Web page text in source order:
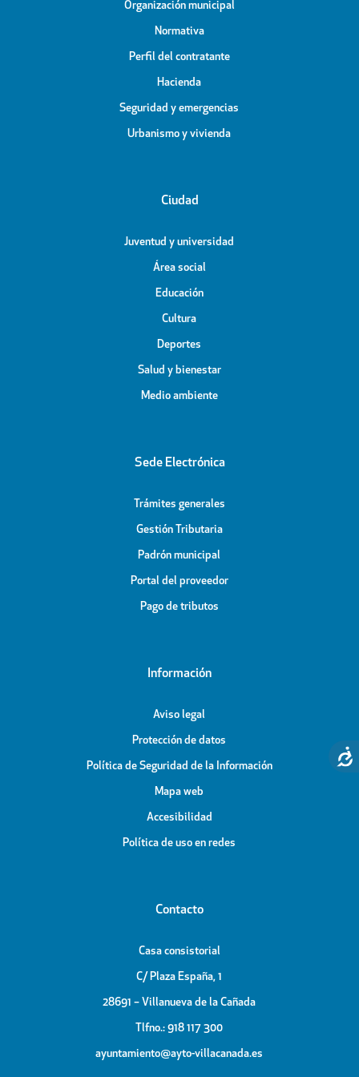
Organización municipal
Normativa
Perfil del contratante
Hacienda
Seguridad y emergencias
Urbanismo y vivienda
Ciudad
Juventud y universidad
Área social
Educación
Cultura
Deportes
Salud y bienestar
Medio ambiente
Sede Electrónica
Trámites generales
Gestión Tributaria
Padrón municipal
Portal del proveedor
Pago de tributos
Información
Aviso legal
Protección de datos
Política de Seguridad de la Información
Mapa web
Accesibilidad
Política de uso en redes
Contacto
Casa consistorial
C/ Plaza España, 1
28691 – Villanueva de la Cañada
Tlfno.: 918 117 300
ayuntamiento@ayto-villacanada.es